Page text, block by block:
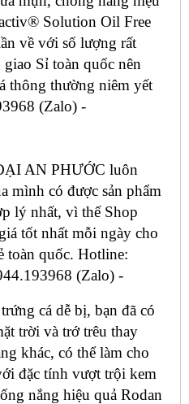
Solution Oil Free
về với số lượng rất
Sỉ toàn quốc nên
thông thường niêm yết
(Zalo) -
AN PHƯỚC luôn
mình có được sản phẩm
lý nhất, vì thế Shop
tốt nhất mỗi ngày cho
toàn quốc. Hotline:
(Zalo) -
cá dễ bị, bạn đã có
trời và trớ trêu thay
khác, có thể làm cho
đặc tính vượt trội kem
nắng hiệu quả Rodan